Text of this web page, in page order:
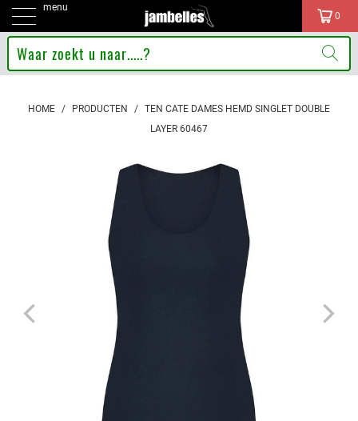
menu
0
HOME / PRODUCTEN / TEN CATE DAMES HEMD SINGLET DOUBLE
LAYER 60467